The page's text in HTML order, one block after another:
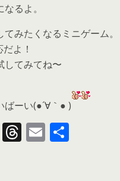
るよ。
みたくなるミニゲーム。
よ！
してみてね〜
ばーい(●´∀｀● )
Li T E